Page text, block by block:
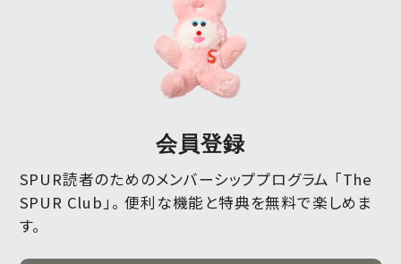
会員登録
SPUR読者のためのメンバーシッププログラム 「The
SPUR Club」。 便利な機能と特典を無料で楽しめま
す。